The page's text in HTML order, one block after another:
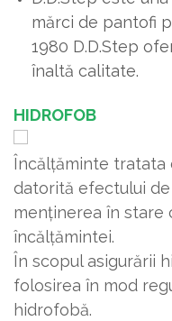
mărci de pantofi
1980 D.D.Step
înaltă calitate.
HIDROFOB
Încălțăminte tratata
datorită efectului de
menținerea în stare
încălțămintei.
În scopul asigurării
folosirea în mod
hidrofobă.